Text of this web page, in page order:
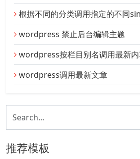
根据不同的分类调用指定的不同
wordpress 禁止后台编辑主题
wordpress按栏目别名调用最新
wordpress调用最新文章
推荐模板